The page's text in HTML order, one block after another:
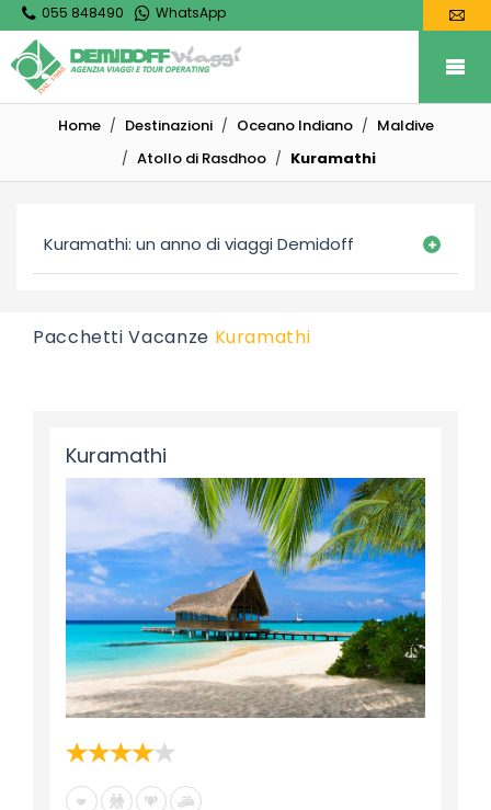
055 848490 WhatsApp
Home Destinazioni Oceano Indiano
Maldive
Atollo di Rasdhoo
Kuramathi
Kuramathi: un anno di viaggi Demidoff
Pacchetti Vacanze Kuramathi
Kuramathi